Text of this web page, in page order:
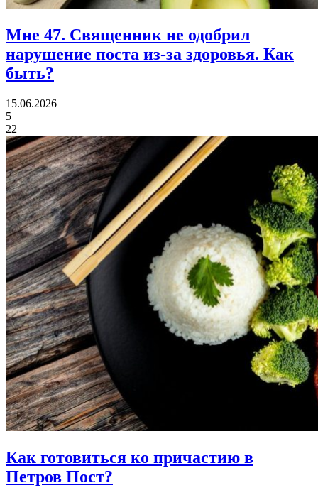
Мне 47. Священник не одобрил
нарушение поста из-за здоровья. Как
быть?
15.06.2026
5
22
Как готовиться ко причастию в
Петров Пост?